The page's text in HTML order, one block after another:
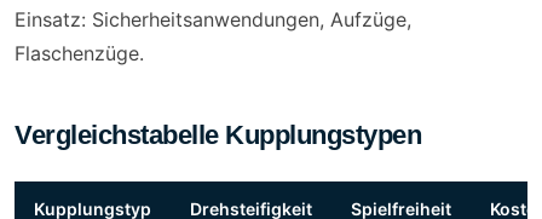
Einsatz: Sicherheitsanwendungen, Aufzüge,
Flaschenzüge.
Vergleichstabelle Kupplungstypen
Kupplungstyp Drehsteifigkeit Spielfreiheit